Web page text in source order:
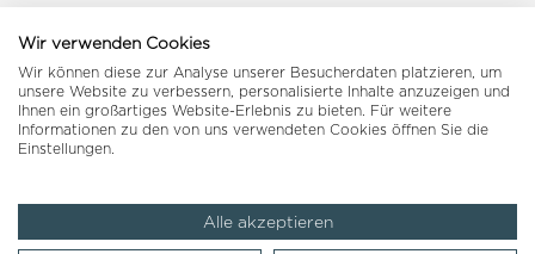
Landquart
Reiden
Impressum AGB Datenschutzerklärung
Wir verwenden Cookies
Wir können diese zur Analyse unserer Besucherdaten platzieren, um
unsere Website zu verbessern, personalisierte Inhalte anzuzeigen und
Ihnen ein großartiges Website-Erlebnis zu bieten. Für weitere
Informationen zu den von uns verwendeten Cookies öffnen Sie die
Einstellungen.
Alle akzeptieren